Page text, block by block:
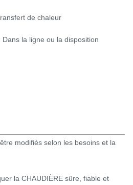
de chaleur
la ligne ou la disposition
modifiés selon les besoins et la
la CHAUDIÈRE sûre, fiable et